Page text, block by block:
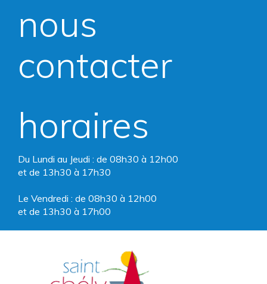
le
Facebook
le
Instagram
nous
contacter
horaires
Du Lundi au Jeudi : de 08h30 à 12h00
et de 13h30 à 17h30
Le Vendredi : de 08h30 à 12h00
et de 13h30 à 17h00